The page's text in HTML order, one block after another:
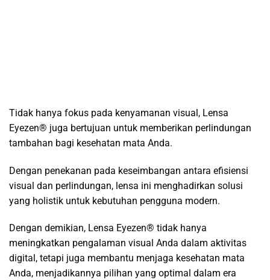
Tidak hanya fokus pada kenyamanan visual, Lensa
Eyezen® juga bertujuan untuk memberikan perlindungan
tambahan bagi kesehatan mata Anda.
Dengan penekanan pada keseimbangan antara efisiensi
visual dan perlindungan, lensa ini menghadirkan solusi
yang holistik untuk kebutuhan pengguna modern.
Dengan demikian, Lensa Eyezen® tidak hanya
meningkatkan pengalaman visual Anda dalam aktivitas
digital, tetapi juga membantu menjaga kesehatan mata
Anda, menjadikannya pilihan yang optimal dalam era